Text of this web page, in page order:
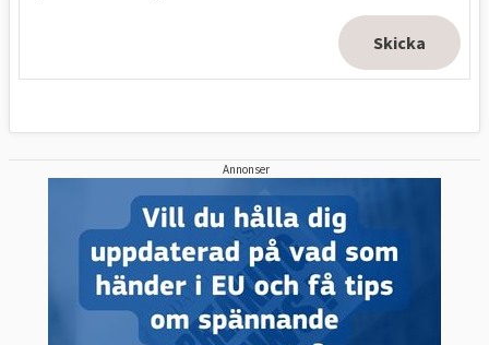
Annonser